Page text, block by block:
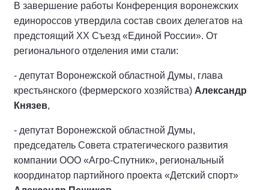
В завершение работы Конференция воронежских
единороссов утвердила состав своих делегатов на
предстоящий ХХ Съезд «Единой России». От
регионального отделения ими стали:
- депутат Воронежской областной Думы, глава
крестьянского (фермерского хозяйства) Александр
Князев,
- депутат Воронежской областной Думы,
председатель Совета стратегического развития
компании ООО «Агро-Спутник», региональный
координатор партийного проекта «Детский спорт»